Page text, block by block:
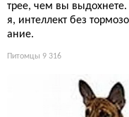
трее, чем вы
я, интеллект без
ание.
Питомцы 9 316